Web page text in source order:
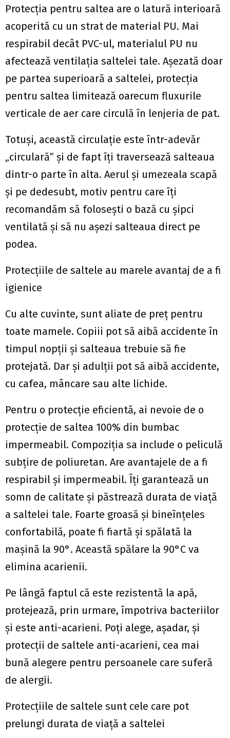
Protecția pentru saltea are o latură interioară
acoperită cu un strat de material PU. Mai
respirabil decât PVC-ul, materialul PU nu
afectează ventilația saltelei tale. Așezată doar
pe partea superioară a saltelei, protecția
pentru saltea limitează oarecum fluxurile
verticale de aer care circulă în lenjeria de pat.
Totuși, această circulație este într-adevăr
„circulară” și de fapt îți traversează salteaua
dintr-o parte în alta. Aerul și umezeala scapă
și pe dedesubt, motiv pentru care îți
recomandăm să folosești o bază cu șipci
ventilată și să nu așezi salteaua direct pe
podea.
Protecțiile de saltele au marele avantaj de a fi
igienice
Cu alte cuvinte, sunt aliate de preț pentru
toate mamele. Copiii pot să aibă accidente în
timpul nopții și salteaua trebuie să fie
protejată. Dar și adulții pot să aibă accidente,
cu cafea, mâncare sau alte lichide.
Pentru o protecție eficientă, ai nevoie de o
protecție de saltea 100% din bumbac
impermeabil. Compoziția sa include o peliculă
subțire de poliuretan. Are avantajele de a fi
respirabil și impermeabil. Îți garantează un
somn de calitate și păstrează durata de viață
a saltelei tale. Foarte groasă și bineînțeles
confortabilă, poate fi fiartă și spălată la
mașină la 90°. Această spălare la 90°C va
elimina acarienii.
Pe lângă faptul că este rezistentă la apă,
protejează, prin urmare, împotriva bacteriilor
și este anti-acarieni. Poți alege, așadar, și
protecții de saltele anti-acarieni, cea mai
bună alegere pentru persoanele care suferă
de alergii.
Protecțiile de saltele sunt cele care pot
prelungi durata de viață a saltelei